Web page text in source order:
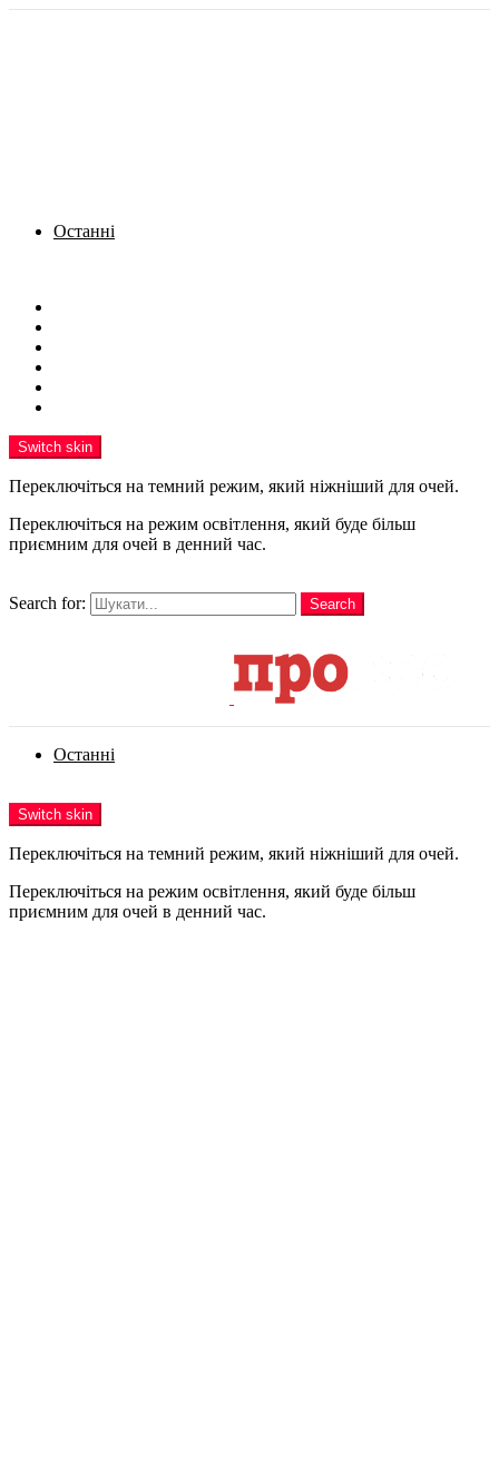
Останні
Switch skin
Переключіться на темний режим, який ніжніший для очей.
Переключіться на режим освітлення, який буде більш
приємним для очей в денний час.
Search for:
Search
Останні
Switch skin
Переключіться на темний режим, який ніжніший для очей.
Переключіться на режим освітлення, який буде більш
приємним для очей в денний час.